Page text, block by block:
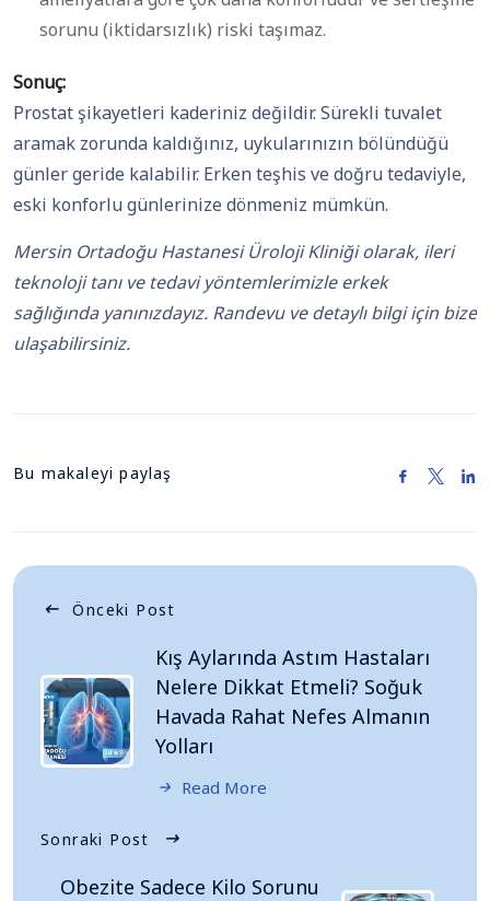
sorunu (iktidarsızlık) riski taşımaz.
Sonuç:
Prostat şikayetleri kaderiniz değildir. Sürekli tuvalet
aramak zorunda kaldığınız, uykularınızın bölündüğü
günler geride kalabilir. Erken teşhis ve doğru tedaviyle,
eski konforlu günlerinize dönmeniz mümkün.
Mersin Ortadoğu Hastanesi Üroloji Kliniği olarak, ileri
teknoloji tanı ve tedavi yöntemlerimizle erkek
sağlığında yanınızdayız. Randevu ve detaylı bilgi için bize
ulaşabilirsiniz.
Bu makaleyi paylaş
Önceki Post
Kış Aylarında Astım Hastaları
Nelere Dikkat Etmeli? Soğuk
Havada Rahat Nefes Almanın
Yolları
Read More
Sonraki Post
Obezite Sadece Kilo Sorunu